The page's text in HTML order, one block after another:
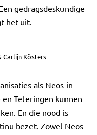
gedragsdeskundige
het uit.
Carlijn Kösters
als Neos in
Teteringen kunnen
En die nood is
bezet. Zowel Neos